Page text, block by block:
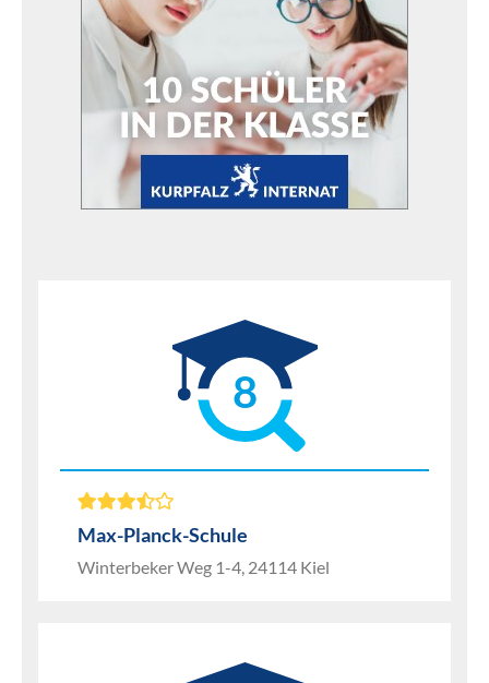
8
Max-Planck-Schule
Winterbeker Weg 1-4, 24114 Kiel